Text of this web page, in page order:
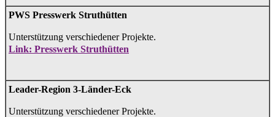
PWS Presswerk Struthütten
Unterstützung verschiedener Projekte.
Link: Presswerk Struthütten
Leader-Region 3-Länder-Eck
Unterstützung verschiedener Projekte.